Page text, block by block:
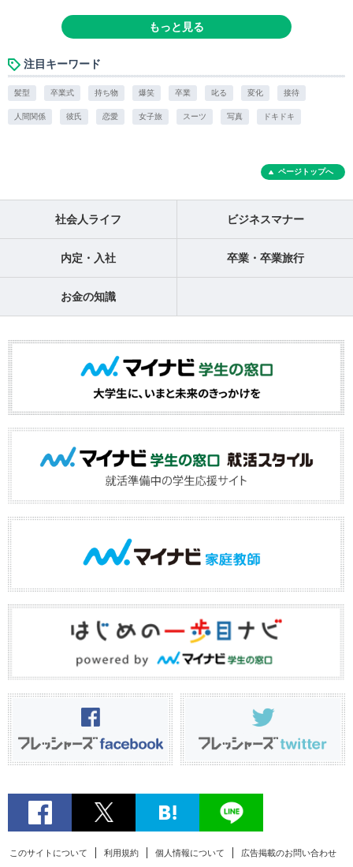
もっと見る
注目キーワード
髪型 卒業式 持ち物 爆笑 卒業 叱る 変化 接待
人間関係 彼氏 恋愛 女子旅 スーツ 写真 ドキドキ
ページトップへ
社会人ライフ ビジネスマナー
内定・入社 卒業・卒業旅行
お金の知識
このサイトについて 利用規約 個人情報について 広告掲載のお問い合わせ